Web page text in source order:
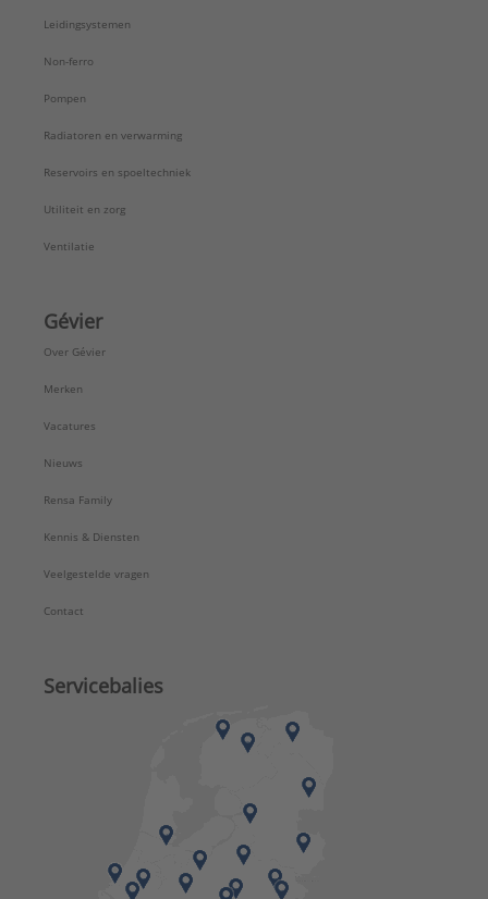
Leidingsystemen
Non-ferro
Pompen
Radiatoren en verwarming
Reservoirs en spoeltechniek
Utiliteit en zorg
Ventilatie
Gévier
Over Gévier
Merken
Vacatures
Nieuws
Rensa Family
Kennis & Diensten
Veelgestelde vragen
Contact
Servicebalies